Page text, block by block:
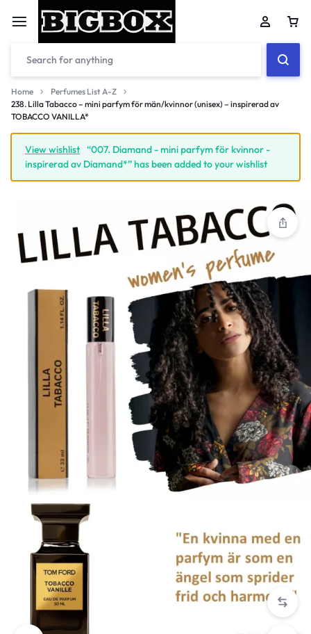
Your bag is empty
Don't miss out on great deals! Start shopping or
Shop What's New
Sign in
Home
Perfumes List A-Z
238. Lilla Tabacco – mini parfym för män/kvinnor (unisex) – inspirerad av
TOBACCO VANILLA*
View wishlist “007. Diamand - mini parfym för kvinnor -
inspirerad av Diamand*” has been added to your wishlist